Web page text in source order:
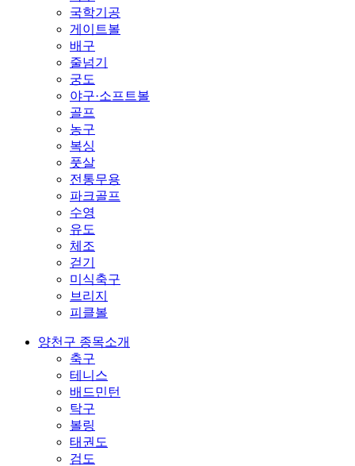
국학기공
게이트볼
배구
줄넘기
궁도
야구·소프트볼
골프
농구
복싱
풋살
전통무용
파크골프
수영
유도
체조
걷기
미식축구
브리지
피클볼
양천구 종목소개
축구
테니스
배드민턴
탁구
볼링
태권도
검도